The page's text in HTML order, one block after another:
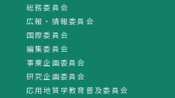
総務委員会
広報・情報委員会
国際委員会
編集委員会
事業企画委員会
研究企画委員会
応用地質学教育普及委員会